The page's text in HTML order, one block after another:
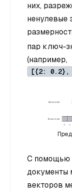
них,
ненулевые
пар ключ-
(например,
[{2: 0.2},
С помощью
документы
векторов